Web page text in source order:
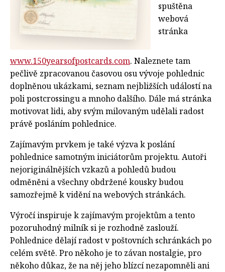
spuštěna
webová
stránka
www.150yearsofpostcards.com. Naleznete tam
pečlivě zpracovanou časovou osu vývoje pohlednic
doplněnou ukázkami, seznam nejbližších událostí na
poli postcrossingu a mnoho dalšího. Dále má stránka
motivovat lidi, aby svým milovaným udělali radost
právě posláním pohlednice.
Zajímavým prvkem je také výzva k poslání
pohlednice samotným iniciátorům projektu. Autoři
nejoriginálnějších vzkazů a pohledů budou
odměněni a všechny obdržené kousky budou
samozřejmě k vidění na webových stránkách.
Výročí inspiruje k zajímavým projektům a tento
pozoruhodný milník si je rozhodně zaslouží.
Pohlednice dělají radost v poštovních schránkách po
celém světě. Pro někoho je to závan nostalgie, pro
někoho důkaz, že na něj jeho blízcí nezapomněli ani